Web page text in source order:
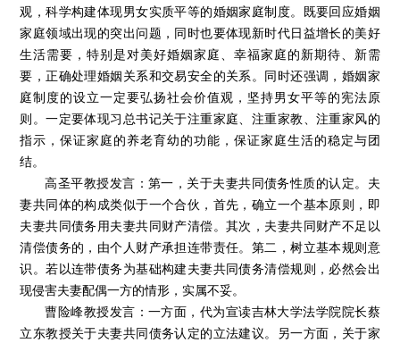
观，科学构建体现男女实质平等的婚姻家庭制度。既要回应婚姻
家庭领域出现的突出问题，同时也要体现新时代日益增长的美好
生活需要，特别是对美好婚姻家庭、幸福家庭的新期待、新需
要，正确处理婚姻关系和交易安全的关系。同时还强调，婚姻家
庭制度的设立一定要弘扬社会价值观，坚持男女平等的宪法原
则。一定要体现习总书记关于注重家庭、注重家教、注重家风的
指示，保证家庭的养老育幼的功能，保证家庭生活的稳定与团
结。
高圣平教授发言：第一，关于夫妻共同债务性质的认定。夫
妻共同体的构成类似于一个合伙，首先，确立一个基本原则，即
夫妻共同债务用夫妻共同财产清偿。其次，夫妻共同财产不足以
清偿债务的，由个人财产承担连带责任。第二，树立基本规则意
识。若以连带债务为基础构建夫妻共同债务清偿规则，必然会出
现侵害夫妻配偶一方的情形，实属不妥。
曹险峰教授发言：一方面，代为宣读吉林大学法学院院长蔡
立东教授关于夫妻共同债务认定的立法建议。另一方面，关于家